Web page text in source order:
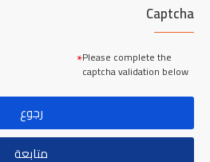
Captcha
Please complete the
captcha validation below
رجوع
متابعة